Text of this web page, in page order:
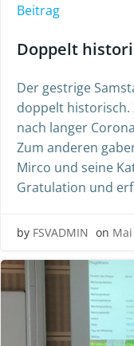
Beitrag
Doppelt
Der gestrige
doppelt historisch.
nach langer
Zum anderen
Mirco und seine
Gratulation und
by FSVADMIN on